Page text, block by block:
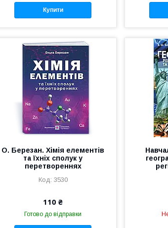
Купити
О. Березан. Хімія елементів
та їхніх сполук у
перетвореннях
3530
110 ₴
Готово до відправки